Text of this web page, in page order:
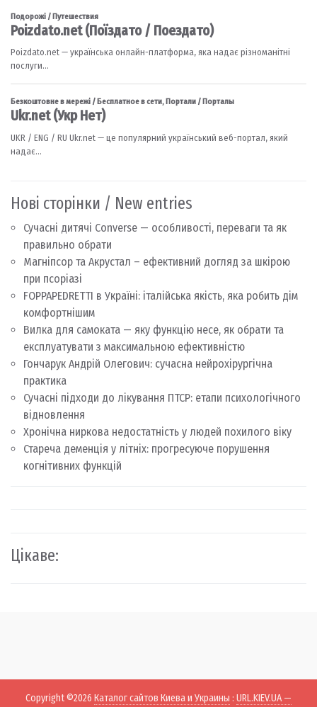
Нові сторінки / New entries
Сучасні дитячі Converse — особливості, переваги та як
правильно обрати
Магніпсор та Акрустал – ефективний догляд за шкірою
при псоріазі
FOPPAPEDRETTI в Україні: італійська якість, яка робить дім
комфортнішим
Вилка для самоката — яку функцію несе, як обрати та
експлуатувати з максимальною ефективністю
Гончарук Андрій Олегович: сучасна нейрохірургічна
практика
Сучасні підходи до лікування ПТСР: етапи психологічного
відновлення
Хронічна ниркова недостатність у людей похилого віку
Стареча деменція у літніх: прогресуюче порушення
когнітивних функцій
Цікаве:
Copyright ©2026 Каталог сайтов Киева и Украины : URL.KIEV.UA —